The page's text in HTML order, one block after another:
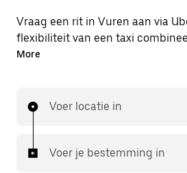
Vraag een rit in Vuren aan via
flexibiliteit van een taxi
functies in de app. Je kunt on-
Je rit is binnen handbereik.
More
Voer locatie in
Voer je bestemming in